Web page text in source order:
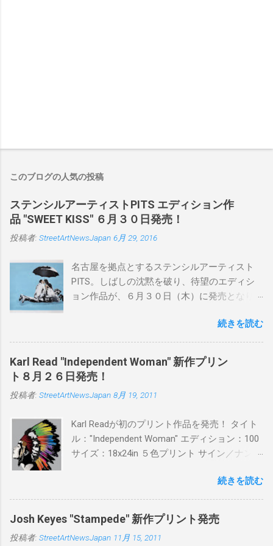
このブログの人気の投稿
ステンシルアーティストPITS エディション作
品 "SWEET KISS" ６月３０日発売！
投稿者: StreetArtNewsJapan 6月 29, 2016
名古屋を拠点とするステンシルアーティスト
PITS。しばしの沈黙を破り、待望のエディシ
ョン作品が、６月３０日（木）に発売となり
品に落とし込むスタイルは今作でも健在。(
PITSの過去記事はこちらから ) 発売日：6月30
日(木)19時 タイトル：SWEET KISS カラー：
BLUE/MINT GREEN/PINK/YELLOW エディショ
ン：各色５ サイズ：800mm × 550mm 価格：
¥16,000(¥17,280) 購入は、 こちら から
続きを読む
Karl Read "Independent Woman" 新作プリン
ト８月２６日発売！
投稿者: StreetArtNewsJapan 8月 19, 2011
Karl Readが初のプリント作品を発売！ タイト
ル："Independent Woman" エディション：100
サイズ：18x24in ５色プリント サイン／ナンバ
ドフィニッシュバージョン（エディション：
25）$125 購入は８月２６日に こちら から
続きを読む
Josh Keyes "Stampede" 新作プリント発売
投稿者: StreetArtNewsJapan 11月 15, 2011